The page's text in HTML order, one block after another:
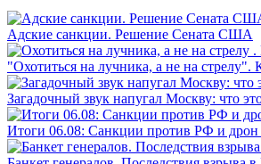
Адские санкции. Решение Сената США
"Охотиться на лучника, а не на стрелу".
Загадочный звук напугал Москву: что
Итоги 06.08: Санкции против РФ и